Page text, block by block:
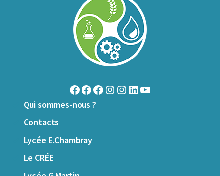
Facebook Facebook Facebook Instagram Instagram LinkedIn YouTube
Qui sommes-nous ?
Contacts
Lycée E.Chambray
Le CRÉE